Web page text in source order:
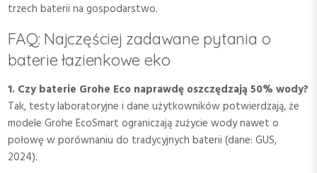
trzech baterii na gospodarstwo.
FAQ: Najczęściej zadawane pytania o
baterie łazienkowe eko
1. Czy baterie Grohe Eco naprawdę oszczędzają 50% wody?
Tak, testy laboratoryjne i dane użytkowników potwierdzają, że
modele Grohe EcoSmart ograniczają zużycie wody nawet o
połowę w porównaniu do tradycyjnych baterii (dane: GUS,
2024).